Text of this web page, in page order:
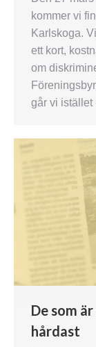
kommer vi
Karlskoga.
ett kort,
om
går vi istället
De som
hårdast